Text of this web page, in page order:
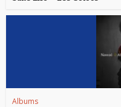
Albums